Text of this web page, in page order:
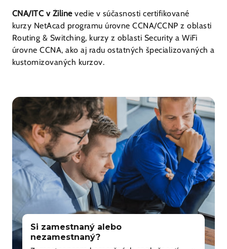
CNA/ITC v Žilinevedie v súčasnosti certifikované
kurzy NetAcad programu úrovne CCNA/CCNP z oblasti
Routing & Switching, kurzy z oblasti Security a WiFi
úrovne CCNA, ako aj radu ostatných špecializovaných a
kustomizovaných kurzov.
Si zamestnaný alebo
nezamestnaný?